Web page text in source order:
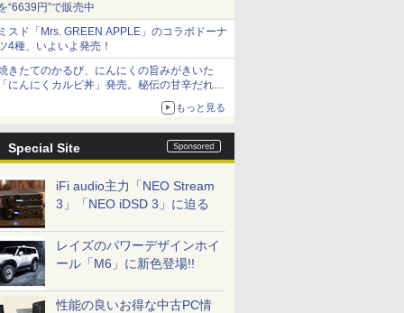
“6639円”で販売中
スド「Mrs. GREEN APPLE」のコラボドーナ
4種、いよいよ発売！
きたてのかるび、にんにくの旨みがきいた
にんにくカルビ丼」発売。秘伝の甘辛だれを
もっと見る
Special Site
iFi audio主力「NEO Stream
3」「NEO iDSD 3」に迫る
レイズのパワーデザインホイ
ール「M6」に新色登場!!
性能の良いお得な中古PC情